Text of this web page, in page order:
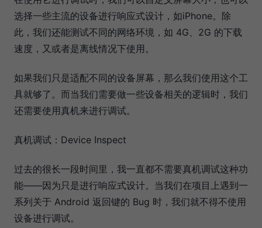
选择一些主流的设备进行响应式设计，如iPhone。除
此，我们还能测试不同的网络环境，如 4G、2G 的下载
速度，又或者是离线情况下使用。
如果我们只是适配不同的设备屏幕，那么我们使用这个工
具就够了。而当我们需要做一些设备相关的逻辑时，我们
还需要使用真机来进行调试。
真机调试：Device Inspect
过去的很长一段时间里，我一直都不需要真机调试这种功
能——因为只是进行响应式设计。当我们在项目上遇到一
系列关于 Android 返回键的 Bug 时，我们就不得不使用
设备进行调试。